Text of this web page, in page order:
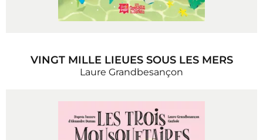
VINGT MILLE LIEUES SOUS LES MERS
Laure Grandbesançon